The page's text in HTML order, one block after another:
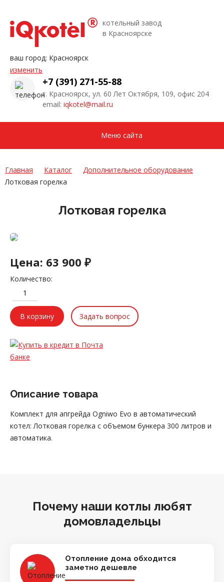
котельный завод
в Красноярске
ваш город: Красноярск
изменить
+7 (391) 271-55-88
г. Красноярск, ул. 60 Лет Октября, 109, офис 204
email: iqkotel@mail.ru
Меню сайта
Главная Каталог
Дополнительное оборудование
Лотковая горелка
Лотковая горелка
Цена: 63 900 ₽
Количество:
Задать вопрос
Описание товара
Комплект для апгрейда Ogniwo Evo в автоматический
котел: Лотковая горелка с объемом бункера 300 литров и
автоматика.
Почему наши котлы любят
домовладельцы
Отопление дома обходится
заметно дешевле